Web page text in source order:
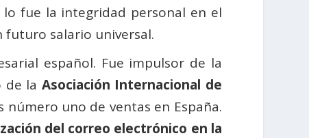
fue la integridad personal en el
futuro salario universal.
español. Fue impulsor de la
de la Asociación Internacional de
uno de ventas en España.
del correo electrónico en la